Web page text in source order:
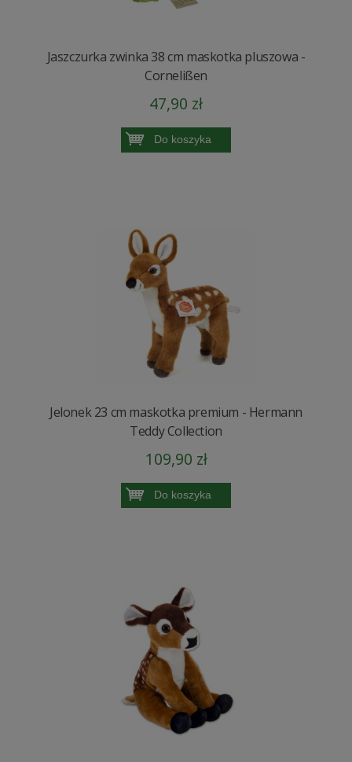
Jaszczurka zwinka 38 cm maskotka pluszowa -
Cornelißen
47,90 zł
Do koszyka
Jelonek 23 cm maskotka premium - Hermann
Teddy Collection
109,90 zł
Do koszyka